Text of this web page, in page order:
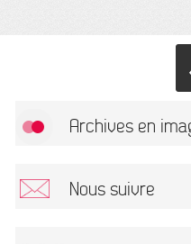
Archives en
Nous suivre